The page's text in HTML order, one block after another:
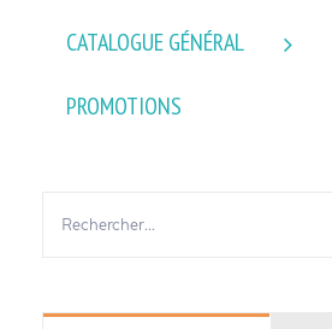
CATALOGUE GÉNÉRAL
PROMOTIONS